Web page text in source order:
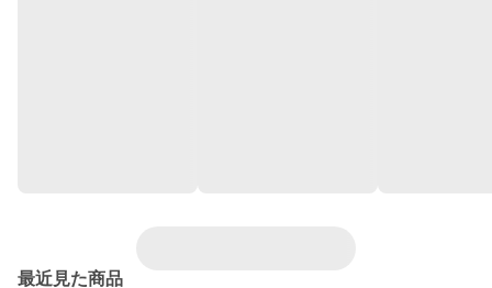
最近見た商品